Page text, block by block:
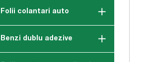
Folii colantari auto
Benzi dublu adezive